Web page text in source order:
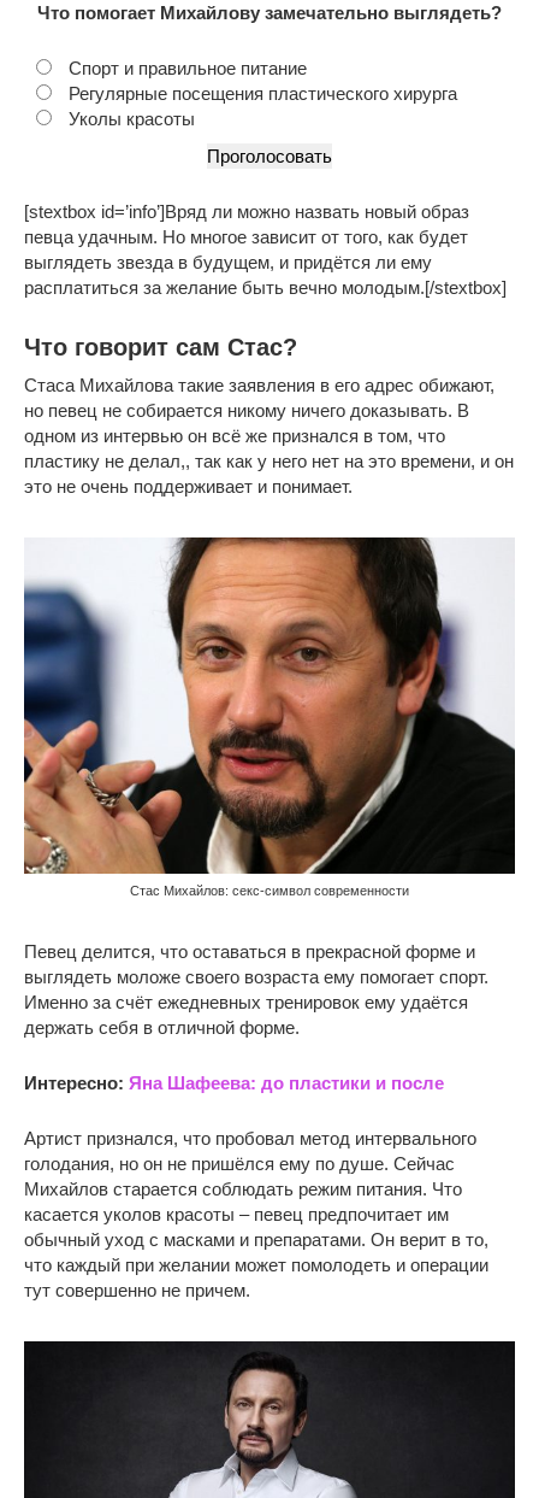
Что помогает Михайлову замечательно выглядеть?
Спорт и правильное питание
Регулярные посещения пластического хирурга
Уколы красоты
[stextbox id=’info’]Вряд ли можно назвать новый образ
певца удачным. Но многое зависит от того, как будет
выглядеть звезда в будущем, и придётся ли ему
расплатиться за желание быть вечно молодым.[/stextbox]
Что говорит сам Стас?
Стаса Михайлова такие заявления в его адрес обижают,
но певец не собирается никому ничего доказывать. В
одном из интервью он всё же признался в том, что
пластику не делал,, так как у него нет на это времени, и он
это не очень поддерживает и понимает.
Стас Михайлов: секс-символ современности
Певец делится, что оставаться в прекрасной форме и
выглядеть моложе своего возраста ему помогает спорт.
Именно за счёт ежедневных тренировок ему удаётся
держать себя в отличной форме.
Интересно: Яна Шафеева: до пластики и после
Артист признался, что пробовал метод интервального
голодания, но он не пришёлся ему по душе. Сейчас
Михайлов старается соблюдать режим питания. Что
касается уколов красоты – певец предпочитает им
обычный уход с масками и препаратами. Он верит в то,
что каждый при желании может помолодеть и операции
тут совершенно не причем.